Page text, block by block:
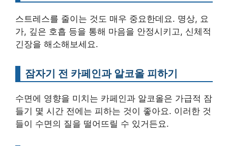
스트레스를 줄이는 것도 매우 중요한데요. 명상, 요
가, 깊은 호흡 등을 통해 마음을 안정시키고, 신체적
긴장을 해소해보세요.
잠자기 전 카페인과 알코올 피하기
수면에 영향을 미치는 카페인과 알코올은 가급적 잠
들기 몇 시간 전에는 피하는 것이 좋아요. 이러한 것
들이 수면의 질을 떨어뜨릴 수 있거든요.